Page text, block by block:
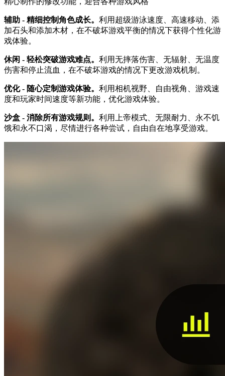
辅助 - 精细控制角色成长。 利用超级游泳速度、高速移动、添
加石头和添加木材，在不破坏游戏平衡的情况下获得个性化游
戏体验。
休闲 - 轻松突破游戏难点。 利用无摔落伤害、无辐射、无温度
伤害和停止流血，在不破坏游戏的情况下更改游戏机制。
优化 - 随心定制游戏体验。 利用相机视野、自由视角、游戏速
度和玩家时间速度等新功能，优化游戏体验。
沙盒 - 消除所有游戏规则。 利用上帝模式、无限耐力、永不饥
饿和永不口渴，尽情进行各种尝试，自由自在地享受游戏。